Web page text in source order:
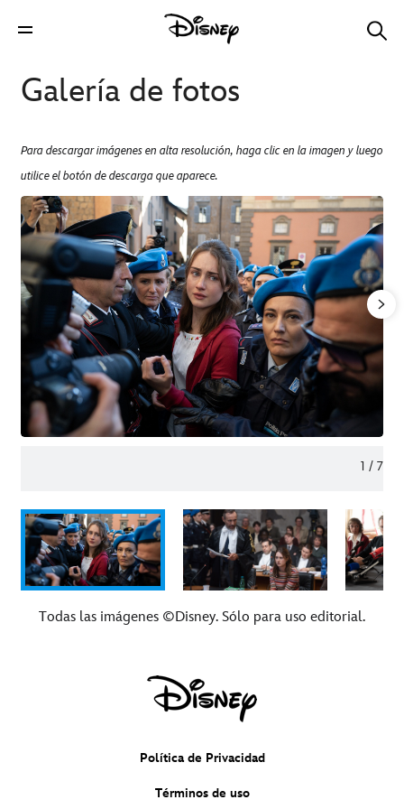
Galería de fotos
Para descargar imágenes en alta resolución, haga clic en la imagen y luego
utilice el botón de descarga que aparece.
1 / 7
Todas las imágenes ©Disney. Sólo para uso editorial.
Política de Privacidad
Términos de uso